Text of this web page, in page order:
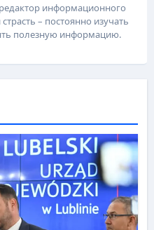
информационного
– постоянно изучать
полезную информацию.